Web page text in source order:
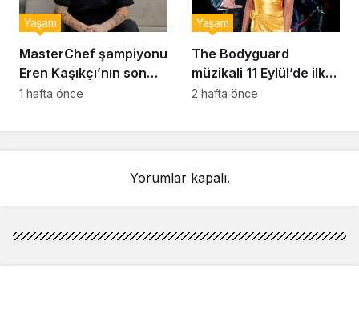
MasterChef şampiyonu
Eren Kaşıkçı’nın son
anlarındaki kahreden
Yaşam
1 hafta önce
The Bodyguard
müzikali 11 Eylül’de ilk
kez Türkiye’de
Yaşam
2 hafta önce
Yorumlar kapalı.